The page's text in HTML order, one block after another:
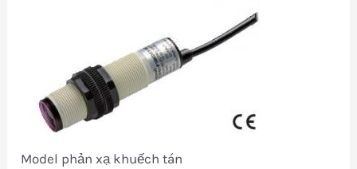
Model phản xạ khuếch tán